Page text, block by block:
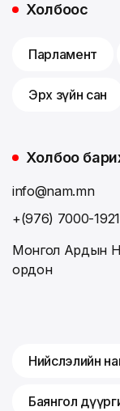
Холбоос
Парламент
Эрх зүйн сан
Холбоо
info@nam.mn
+(976) 7000-1921
Монгол Ардын
ордон
Нийслэлийн
Баянгол